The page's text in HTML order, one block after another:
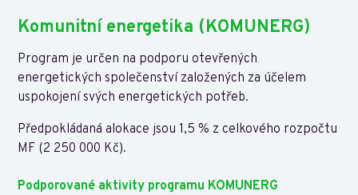
Komunitní energetika (KOMUNERG)
Program je určen na podporu otevřených
energetických společenství založených za účelem
uspokojení svých energetických potřeb.
Předpokládaná alokace jsou 1,5 % z celkového rozpočtu
MF (2 250 000 Kč).
Podporované aktivity programu KOMUNERG